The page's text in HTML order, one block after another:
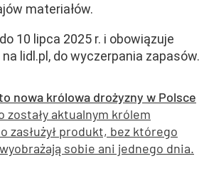
materiałów.
10 lipca 2025 r. i obowiązuje
lidl.pl, do wyczerpania zapasów.
nowa królowa drożyzny w Polsce
zostały aktualnym królem
zasłużył produkt, bez którego
sobie ani jednego dnia.